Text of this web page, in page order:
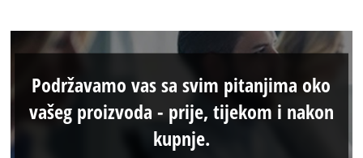
Podržavamo vas sa svim pitanjima oko
vašeg proizvoda - prije, tijekom i nakon
kupnje.